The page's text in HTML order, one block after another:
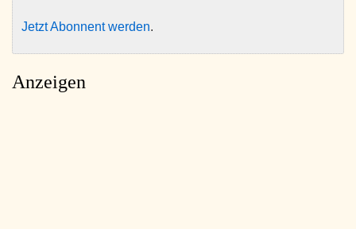
Jetzt Abonnent werden.
Anzeigen